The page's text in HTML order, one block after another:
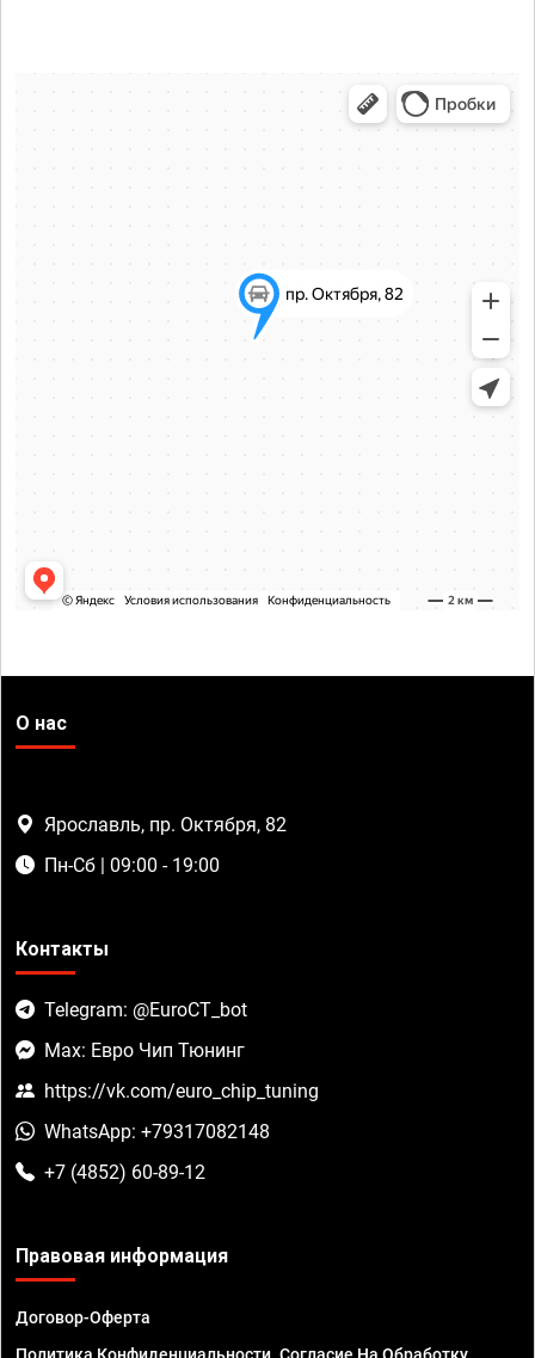
О нас
Ярославль, пр. Октября, 82
Пн-Сб | 09:00 - 19:00
Контакты
Telegram: @EuroCT_bot
Max: Евро Чип Тюнинг
https://vk.com/euro_chip_tuning
WhatsApp: +79317082148
+7 (4852) 60-89-12
Правовая информация
Договор-Оферта